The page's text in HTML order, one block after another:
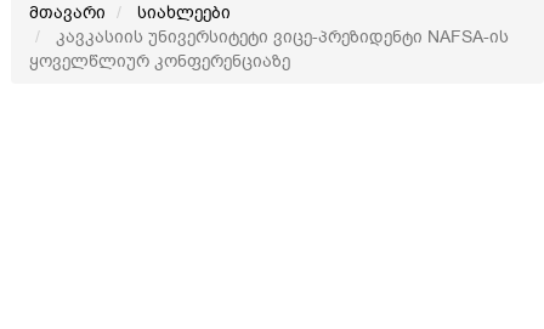
მთავარი
სიახლეები
კავკასიის უნივერსიტეტი ვიცე-პრეზიდენტი NAFSA-ის
ყოველწლიურ კონფერენციაზე